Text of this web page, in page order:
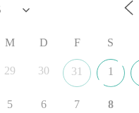
feste Lager oder
#Landtagswahl2026
M D F S
29 30 31 1
5 6 7 8